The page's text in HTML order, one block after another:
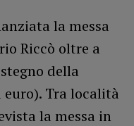
la messa
Riccò oltre a
della
Tra località
la messa in